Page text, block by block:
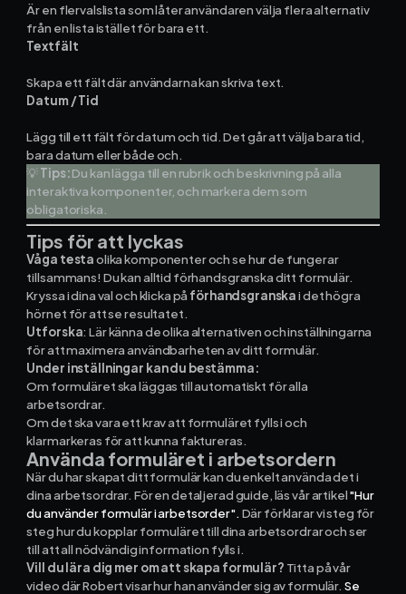
Boka genomgång
App Store
Är en flervalslista som låter användaren välja flera alternativ
från en lista istället för bara ett.
Textfält
Skapa ett fält där användarna kan skriva text.
Datum / Tid
Lägg till ett fält för datum och tid. Det går att välja bara tid,
bara datum eller både och.
💡Tips:Du kan lägga till en rubrik och beskrivning på alla
interaktiva komponenter, och markera dem som
obligatoriska.
Tips för att lyckas
Våga testaolika komponenter och se hur de fungerar
tillsammans! Du kan alltid förhandsgranska ditt formulär.
Kryssa i dina val och klicka på förhandsgranskai det högra
hörnet för att se resultatet.
Utforska: Lär känna de olika alternativen och inställningarna
för att maximera användbarheten av ditt formulär.
Under inställningar kan du bestämma:
Om formuläret ska läggas till automatiskt för alla
arbetsordrar.
Om det ska vara ett krav att formuläret fylls i och
klarmarkeras för att kunna faktureras.
Använda formuläret i arbetsordern
När du har skapat ditt formulär kan du enkelt använda det i
dina arbetsordrar. För en detaljerad guide, läs vår artikel"Hur
du använder formulär i arbetsorder". Där förklarar vi steg för
steg hur du kopplar formuläret till dina arbetsordrar och ser
till att all nödvändig information fylls i.
Vill du lära dig mer om att skapa formulär? Titta på vår
video där Robert visar hur han använder sig av formulär. Se